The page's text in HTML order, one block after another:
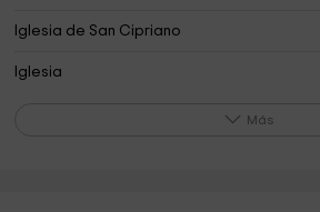
Iglesia de San Cipriano
Iglesia
Ayuntamiento de Aldealengua Más